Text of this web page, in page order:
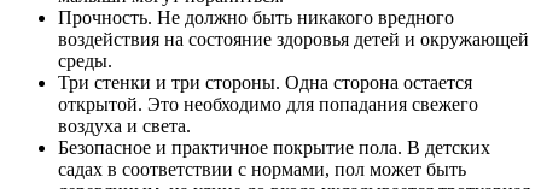
Прочность. Не должно быть никакого вредного
воздействия на состояние здоровья детей и окружающей
среды.
Три стенки и три стороны. Одна сторона остается
открытой. Это необходимо для попадания свежего
воздуха и света.
Безопасное и практичное покрытие пола. В детских
садах в соответствии с нормами, пол может быть